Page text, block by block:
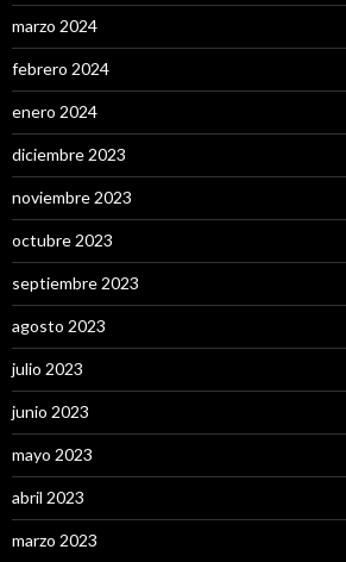
marzo 2024
febrero 2024
enero 2024
diciembre 2023
noviembre 2023
octubre 2023
septiembre 2023
agosto 2023
julio 2023
junio 2023
mayo 2023
abril 2023
marzo 2023